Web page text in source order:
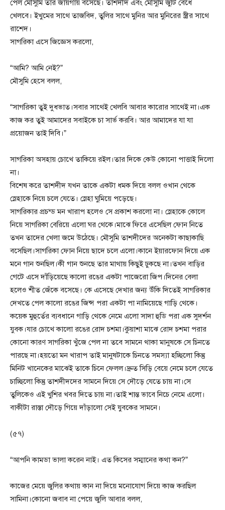
পেল মৌসুমি তার জায়গায় বসেছে। তাশদীদ এবং মৌসুমি জুটি বেধে
খেলবে। ইখুমের সাথে তাজবিদ, তুলির সাথে মুনির আর মুনিরের স্ত্রীর সাথে
রাশেদ।
সাগরিকা এসে জিজ্ঞেস করলো,
“আমি? আমি নেই?”
মৌসুমি হেসে বলল,
“সাগরিকা তুই দুধভাত।সবার সাথেই খেলবি আবার কারোর সাথেই না।এক
কাজ কর তুই আমাদের সবাইকে চা সার্ভ করবি। আর আমাদের যা যা
প্রয়োজন তাই দিবি।”
সাগরিকা অসহায় চোখে তাকিয়ে রইল।তার দিকে কেউ কোনো পাত্তাই দিলো
না।
বিশেষ করে তাশদীদ যখন তাকে একটা ধমক দিয়ে বলল ওখান থেকে
স্নেহাকে নিয়ে চলে যেতে। স্নেহা ঘুমিয়ে পড়েছে।
সাগরিকার প্রচন্ড মন খারাপ হলেও সে প্রকাশ করলো না। স্নেহাকে কোলে
নিয়ে সাগরিকা বেরিয়ে এলো ঘর থেকে।মাঝে ফিরে এসেছিল ফোন নিতে
তখন তাদের খেলা জমে উঠেছে। মৌসুমি তাশদীদের অনেকটা কাছাকাছি
বসেছিল।সাগরিকা ফোন নিয়ে ছাদে চলে এলো।কানে ইয়ারফোন দিয়ে এক
মনে গান শুনছিল।কী গান শুনছে তার মাথায় কিছুই ঢুকছে না।তখন বাড়ির
গেটে এসে দাঁড়িয়েছে কালো রঙের একটা পাজেরো জিপ।দিনের বেলা
হলেও শীত জেঁকে বসেছে। কে এসেছে দেখার জন্য উঁকি দিতেই সাগরিকার
দেখতে পেল কালো রঙের জিন্স পরা একটা পা নামিয়েছে গাড়ি থেকে।
কয়েক মুহুর্তের ব্যবধানে গাড়ি থেকে নেমে এলো সাদা হুডি পরা এক সুদর্শন
যুবক।যার চোখে কালো রঙের রোদ চশমা।কুয়াশা মাঝে রোদ চশমা পরার
কোনো কারণ সাগরিকা খুঁজে পেল না তবে সামনে থাকা মানুষকে সে চিনতে
পারছে না।হয়তো মন খারাপ তাই মানুষটাকে চিনতে সমস্যা হচ্ছিলো কিন্তু
মিনিট খানেকের মাঝেই তাকে চিনে ফেলল।দ্রুত সিড়ি বেয়ে নেমে চলে যেতে
চাচ্ছিলো কিন্তু তাশদীদদের সামনে দিয়ে সে দৌড়ে যেতে চায় না।সে
তুলিকেও এই খুশির খবর দিতে চায় না।তাই শান্ত ভাবে নিচে নেমে এলো।
বাকীটা রাস্তা দৌড়ে গিয়ে দাঁড়ালো সেই যুবকের সামনে।
(৫৭)
“আপনি কামডা ভালা করেন নাই। এত কিসের সম্মানের কথা কন?”
কাজের মেয়ে জুলির কথায় কান না দিয়ে মনোযোগ দিয়ে কাজ করছিল
সামিনা।কোনো জবাব না পেয়ে জুলি আবার বলল,